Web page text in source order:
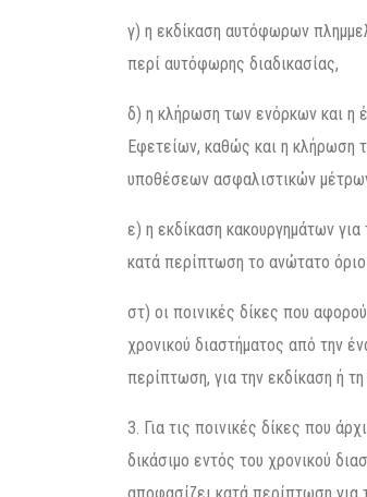
γ) η εκδίκαση αυτόφωρων
περί αυτόφωρης διαδικασίας,
δ) η κλήρωση των ενόρκων και η
Εφετείων, καθώς και η κλήρωση
υποθέσεων ασφαλιστικών
ε) η εκδίκαση κακουργημάτων
κατά περίπτωση το ανώτατο
στ) οι ποινικές δίκες που
χρονικού διαστήματος από την
περίπτωση, για την εκδίκαση ή
3. Για τις ποινικές δίκες που
δικάσιμο εντός του χρονικού